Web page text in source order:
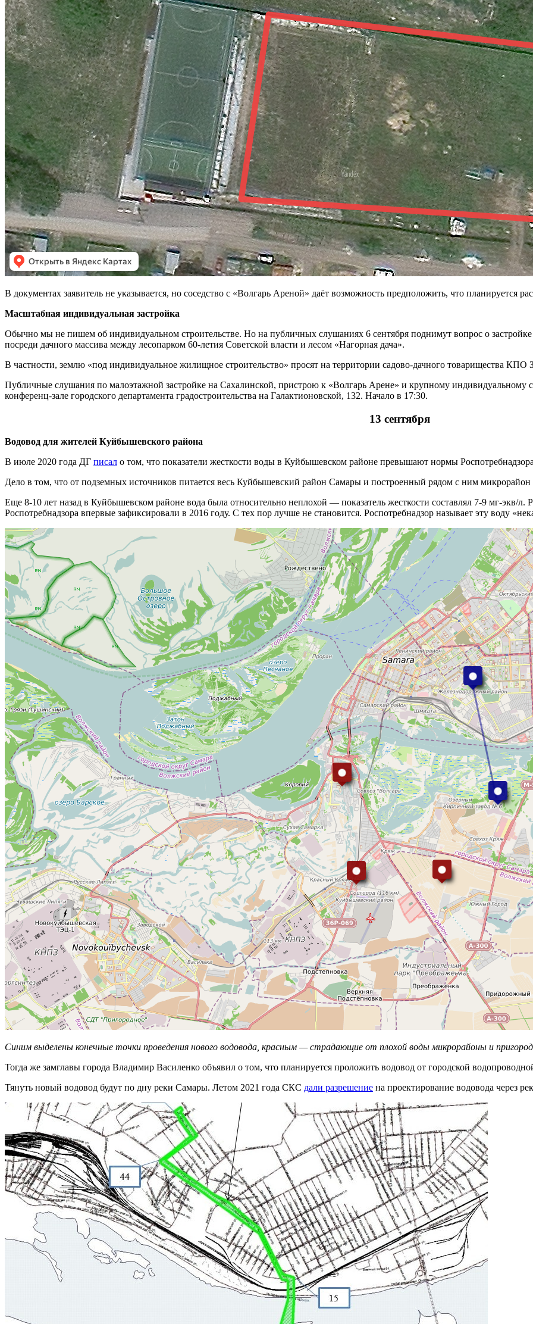
В документах заявитель не указывается, но соседство с «Волгарь Ареной» даёт возможность предположить, что планируется
Масштабная индивидуальная застройка
Обычно мы не пишем об индивидуальном строительстве. Но на публичных слушаниях 6 сентября поднимут вопрос о
посреди дачного массива между лесопарком 60-летия Советской власти и лесом «Нагорная дача».
В частности, землю «под индивидуальное жилищное строительство» просят на территории садово-дачного товарищества
Публичные слушания по малоэтажной застройке на Сахалинской, пристрою к «Волгарь Арене» и крупному индивидуальному
конференц-зале городского департамента градостроительства на Галактионовской, 132. Начало в 17:30.
13 сентября
Водовод для жителей Куйбышевского района
В июле 2020 года ДГ писал о том, что показатели жесткости воды в Куйбышевском районе превышают нормы
Дело в том, что от подземных источников питается весь Куйбышевский район Самары и построенный рядом с ним
Еще 8-10 лет назад в Куйбышевском районе вода была относительно неплохой — показатель жесткости составлял 7-9 мг-экв/л.
Роспотребнадзора впервые зафиксировали в 2016 году. С тех пор лучше не становится. Роспотребнадзор называет эту воду
Синим выделены конечные точки проведения нового водовода, красным — страдающие от плохой воды микрорайоны и
Тогда же замглавы города Владимир Василенко объявил о том, что планируется проложить водовод от городской
Тянуть новый водовод будут по дну реки Самары. Летом 2021 года СКС дали разрешение на проектирование водовода через